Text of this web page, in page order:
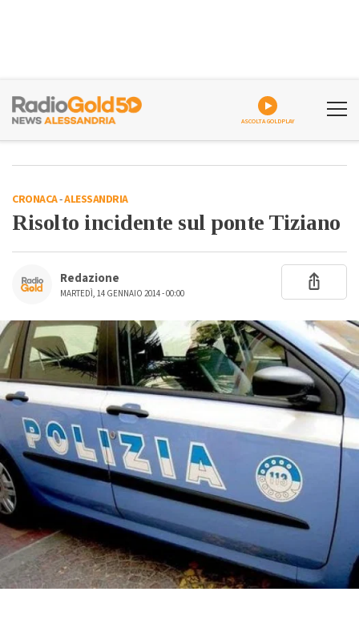
ASCOLTA GOLDPLAY
CRONACA-ALESSANDRIA
Risolto incidente sul ponte Tiziano
Redazione
MARTEDÌ, 14 GENNAIO 2014 - 00:00